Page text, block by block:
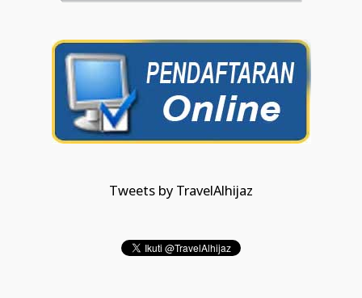
Tweets by TravelAlhijaz